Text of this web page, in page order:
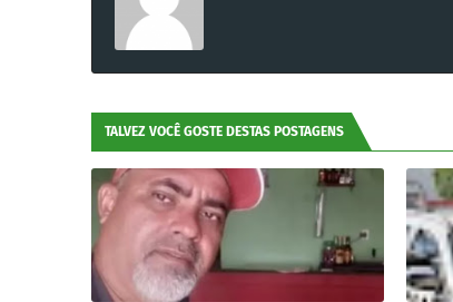
TALVEZ VOCÊ GOSTE DESTAS POSTAGENS